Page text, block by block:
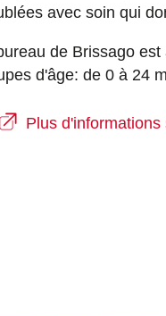
avec soin qui
de Brissago
d'âge: de 0 à 24
Plus